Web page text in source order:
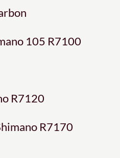
105 R7100
R7120
R7170